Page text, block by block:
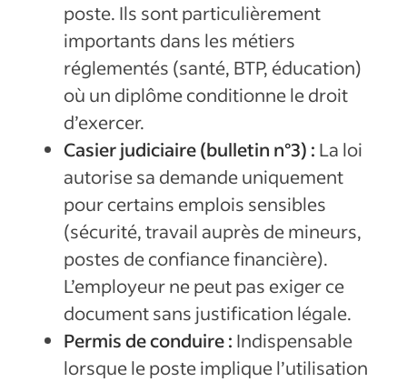
poste. Ils sont particulièrement
importants dans les métiers
réglementés (santé, BTP, éducation)
où un diplôme conditionne le droit
d’exercer.
Casier judiciaire (bulletin n°3) : La loi
autorise sa demande uniquement
pour certains emplois sensibles
(sécurité, travail auprès de mineurs,
postes de confiance financière).
L’employeur ne peut pas exiger ce
document sans justification légale.
Permis de conduire : Indispensable
lorsque le poste implique l’utilisation